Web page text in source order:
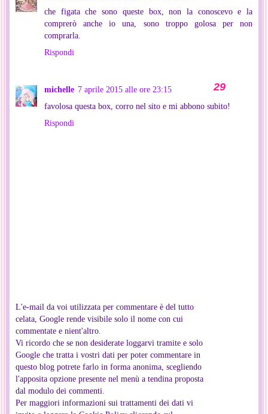
che figata che sono queste box, non la conoscevo e la
comprerò anche io una, sono troppo golosa per non
comprarla.
Rispondi
michelle 7 aprile 2015 alle ore 23:15
favolosa questa box, corro nel sito e mi abbono subito!
Rispondi
L'e-mail da voi utilizzata per commentare è del tutto
celata, Google rende visibile solo il nome con cui
commentate e nient'altro.
Vi ricordo che se non desiderate loggarvi tramite e solo
Google che tratta i vostri dati per poter commentare in
questo blog potrete farlo in forma anonima, scegliendo
l'apposita opzione presente nel menù a tendina proposta
dal modulo dei commenti.
Per maggiori informazioni sui trattamenti dei dati vi